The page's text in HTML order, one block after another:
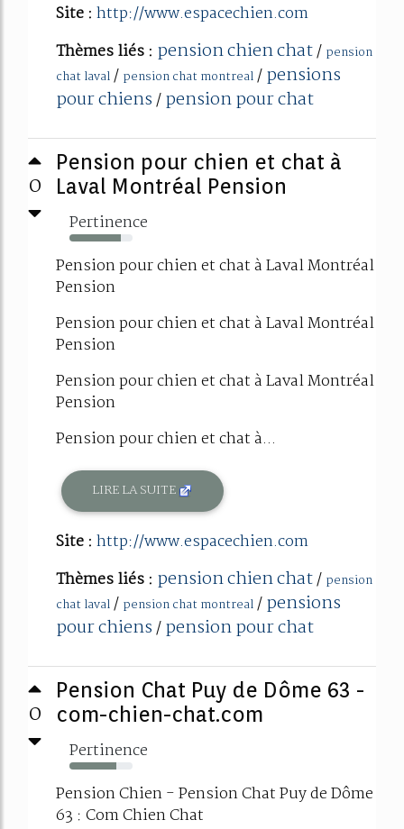
Site : http://www.espacechien.com
Thèmes liés : pension chien chat/ pension
chat laval/ pension chat montreal/pensions
pour chiens/pension pour chat
0
Pension pour chien et chat à
Laval Montréal Pension
Pertinence
82%
Pension pour chien et chat à Laval Montréal
Pension
Pension pour chien et chat à Laval Montréal
Pension
Pension pour chien et chat à Laval Montréal
Pension
Pension pour chien et chat à...
LIRE LA SUITE
Site : http://www.espacechien.com
Thèmes liés : pension chien chat/ pension
chat laval/ pension chat montreal/pensions
pour chiens/pension pour chat
0
Pension Chat Puy de Dôme 63 -
com-chien-chat.com
Pertinence
74%
Pension Chien - Pension Chat Puy de Dôme
63 : Com Chien Chat